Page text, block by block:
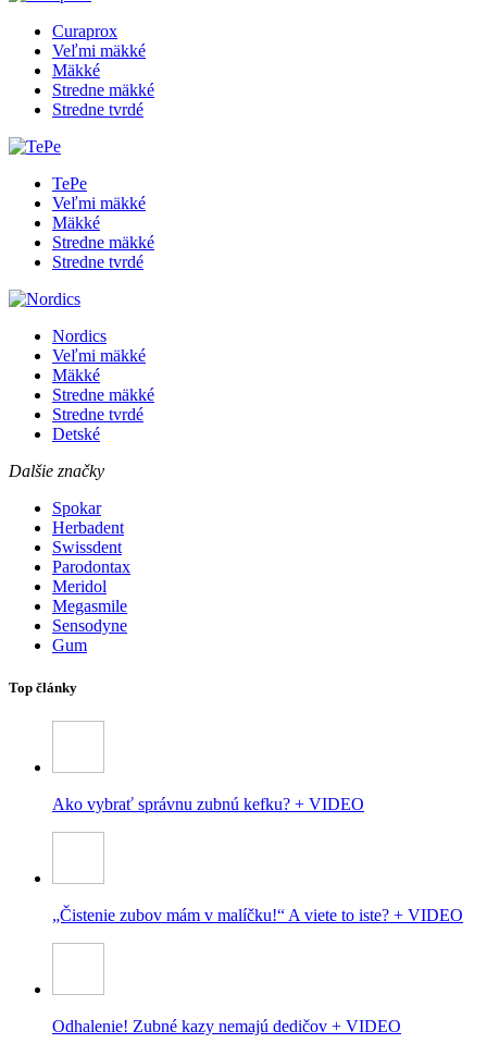
Curaprox
Veľmi mäkké
Mäkké
Stredne mäkké
Stredne tvrdé
TePe
Veľmi mäkké
Mäkké
Stredne mäkké
Stredne tvrdé
Nordics
Veľmi mäkké
Mäkké
Stredne mäkké
Stredne tvrdé
Detské
Dalšie značky
Spokar
Herbadent
Swissdent
Parodontax
Meridol
Megasmile
Sensodyne
Gum
Top články
Ako vybrať správnu zubnú kefku? + VIDEO
„Čistenie zubov mám v malíčku!“ A viete to iste? + VIDEO
Odhalenie! Zubné kazy nemajú dedičov + VIDEO